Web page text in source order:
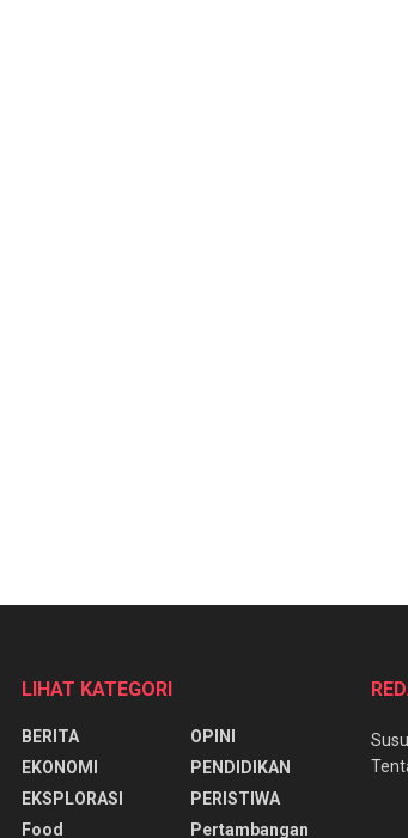
LIHAT KATEGORI
BERITA
EKONOMI
EKSPLORASI
Food
OPINI
PENDIDIKAN
PERISTIWA
Pertambangan